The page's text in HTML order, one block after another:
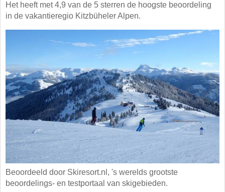
Het heeft met 4,9 van de 5 sterren de hoogste beoordeling
in de vakantieregio Kitzbüheler Alpen.
Beoordeeld door Skiresort.nl, 's werelds grootste
beoordelings- en testportaal van skigebieden.